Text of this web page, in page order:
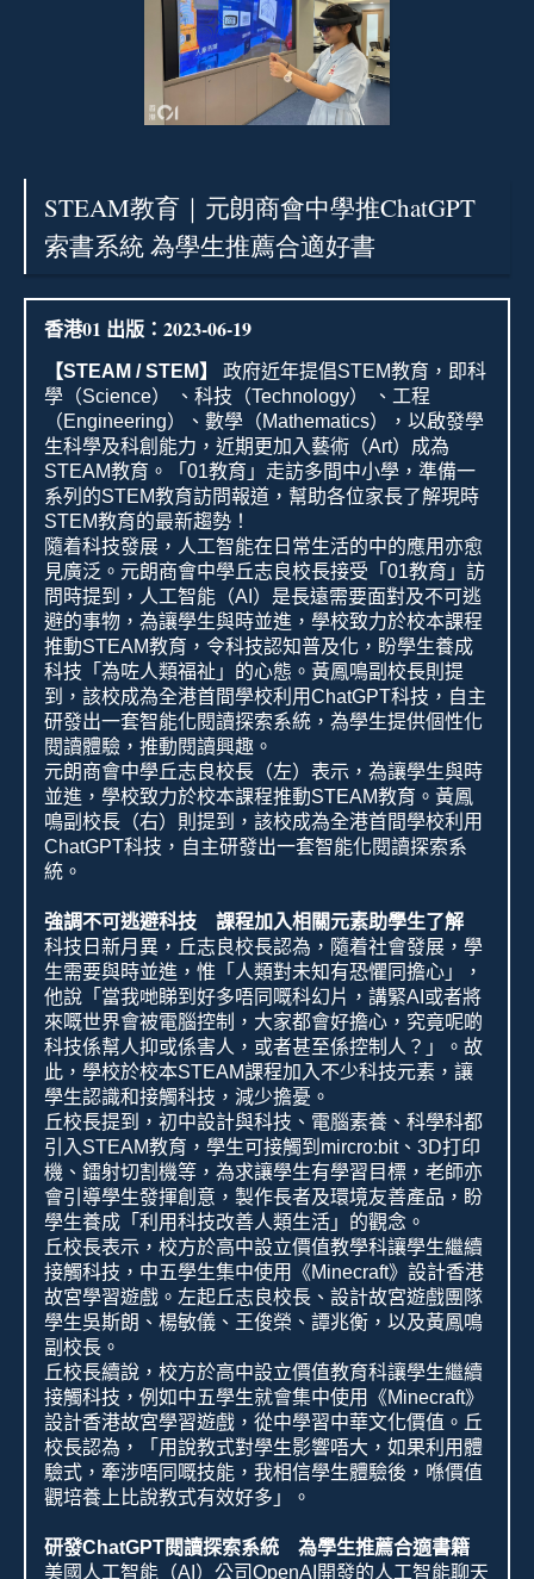
STEAM教育｜元朗商會中學推ChatGPT
索書系統 為學生推薦合適好書
香港01 出版： 2023-06-19
【STEAM / STEM】 政府近年提倡STEM教育，即科
學（Science） 、科技（Technology）
、工程
（Engineering）、數學（Mathematics），以啟發學
生科學及科創能力，近期更加入藝術（Art）成為
STEAM教育。「 01教育」走訪多間中小學，準備一
系列的STEM教育訪問報道，幫助各位家長了解現時
STEM教育的最新趨勢！
隨着科技發展，人工智能在日常生活的中的應用亦愈
見廣泛。元朗商會中學丘志良校長接受「 01教育」訪
問時提到，人工智能（AI ）是長遠需要面對及不可逃
避的事物，為讓學生與時並進，學校致力於校本課程
推動STEAM教育，令科技認知普及化，盼學生養成
科技「為咗人類福祉」的心態。黃鳳鳴副校長則提
到，該校成為全港首間學校利用ChatGPT科技，自主
研發出一套智能化閱讀探索系統，為學生提供個性化
閱讀體驗，推動閱讀興趣。
元朗商會中學丘志良校長（左）表示，為讓學生與時
並進，學校致力於校本課程推動STEAM教育。黃鳳
鳴副校長（右）則提到，該校成為全港首間學校利用
ChatGPT科技，自主研發出一套智能化閱讀探索系
統。
強調不可逃避科技 課程加入相關元素助學生了解
科技日新月異，丘志良校長認為，隨着社會發展，學
生需要與時並進，惟「人類對未知有恐懼同擔心」，
他說「當我哋睇到好多唔同嘅科幻片，講緊AI 或者將
來嘅世界會被電腦控制，大家都會好擔心，究竟呢啲
科技係幫人抑或係害人，或者甚至係控制人？」。故
此，學校於校本STEAM課程加入不少科技元素，讓
學生認識和接觸科技，減少擔憂。
丘校長提到，初中設計與科技、電腦素養、科學科都
引入 STEAM教育，學生可接觸到 mircro:bit、 3D打印
機、鐳射切割機等，為求讓學生有學習目標，老師亦
會引導學生發揮創意，製作長者及環境友善產品，盼
學生養成「利用科技改善人類生活」的觀念。
丘校長表示，校方於高中設立價值教學科讓學生繼續
接觸科技，中五學生集中使用《Minecraft》設計香港
故宮學習遊戲。左起丘志良校長、設計故宮遊戲團隊
學生吳斯朗、楊敏儀、王俊榮、譚兆衡，以及黃鳳鳴
副校長。
丘校長續說，校方於高中設立價值教育科讓學生繼續
接觸科技，例如中五學生就會集中使用《Minecraft》
設計香港故宮學習遊戲，從中學習中華文化價值。丘
校長認為，「用說教式對學生影響唔大，如果利用體
驗式，牽涉唔同嘅技能，我相信學生體驗後，喺價值
觀培養上比說教式有效好多」。
研發ChatGPT閱讀探索系統 為學生推薦合適書籍
美國人工智能（AI ）公司OpenAI 開發的人工智能聊天